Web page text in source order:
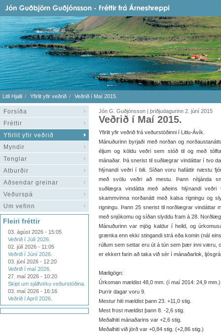
Litli Hjalli Yfirlit yfir veðrið Veðrið í Maí 2015.
Forsíða
Fréttir
Yfirlit yfir veðrið
Myndir
Tenglar
Atburðir
Aðsendar greinar
Veðurspá
Um vefinn
Fleiri fréttir
03. ágúst 2026 - 15:05
Veðrið í Júlí 2026.
02. júlí 2026 - 11:05
Veðrið í Júní 2026.
03. júní 2026 - 12:20
Veðrið í maí 2026.
27. maí 2026 - 10:20
Skipt um sjálfvirku veðurstöðina.
03. maí 2026 - 16:16
Veðrið í Apríl 2026.
Jón G. Guðjónsson | þriðjudagurinn 2. júní 2015
Veðrið í Maí 2015.
Yfirlit yfir veðrið frá veðurstöðinni í Litlu-Ávík.
Mánuðurinn byrjaði með norðan og
éljum og köldu veðri sem stóð til og með
mánaðar. Þá snerist til suðlægrar vindáttar í tvo
hlýnandi veðri í bili. Síðan voru hafáttir næstu
með svölu veðri að mestu. Þann nítjánda
suðlægra vindátta með aðeins hlýnandi
skammvinna norðanátt með kalsa rigningu og
rigningu. Þann 25 snerist til norðlægrar vindáttar
með snjókomu og síðan slyddu fram á 28.
Mánuðurinn var mjög kaldur í heild, og
grænka enn ekki stingandi strá eða komin (nál
rúllum sem settar eru út á tún sem þær inni væru,
er ekkert farin að taka við sér í mánaðarlok,
Mæligögn:
Úrkoman mældist 48,0 mm. (í maí 2014: 24,9 mm.)
Þurrir dagar voru 9.
Mestur hiti mældist þann 23. +11,0 stig.
Mest frost mældist þann 8. -2,6 stig.
Meðalhiti mánaðarins var +2,6 stig.
Meðalhiti við jörð var +0,84 stig. (+2,86 stig.)